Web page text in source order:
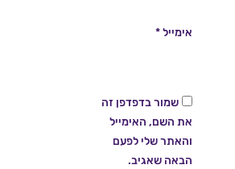
אימייל*
שמור בדפדפן זה
את השם, האימייל
והאתר שלי לפעם
הבאה שאגיב.